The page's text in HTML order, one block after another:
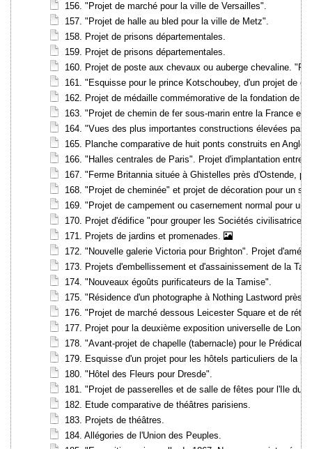
156. "Projet de marché pour la ville de Versailles".
157. "Projet de halle au bled pour la ville de Metz".
158. Projet de prisons départementales.
159. Projet de prisons départementales.
160. Projet de poste aux chevaux ou auberge chevaline.
161. "Esquisse pour le prince Kotschoubey, d'un projet de
162. Projet de médaille commémorative de la fondation de
163. "Projet de chemin de fer sous-marin entre la France et
164. "Vues des plus importantes constructions élevées par
165. Planche comparative de huit ponts construits en
166. "Halles centrales de Paris". Projet d'implantation entre
167. "Ferme Britannia située à Ghistelles près d'Ostende,
168. "Projet de cheminée" et projet de décoration pour un
169. "Projet de campement ou casernement normal pour un
170. Projet d'édifice "pour grouper les Sociétés
171. Projets de jardins et promenades.
172. "Nouvelle galerie Victoria pour Brighton". Projet
173. Projets d'embellissement et d'assainissement de la
174. "Nouveaux égoûts purificateurs de la Tamise".
175. "Résidence d'un photographe à Nothing Lastword près
176. "Projet de marché dessous Leicester Square et de
177. Projet pour la deuxième exposition universelle de
178. "Avant-projet de chapelle (tabernacle) pour le
179. Esquisse d'un projet pour les hôtels particuliers de la
180. "Hôtel des Fleurs pour Dresde".
181. "Projet de passerelles et de salle de fêtes pour l'Ile du
182. Etude comparative de théâtres parisiens.
183. Projets de théâtres.
184. Allégories de l'Union des Peuples.